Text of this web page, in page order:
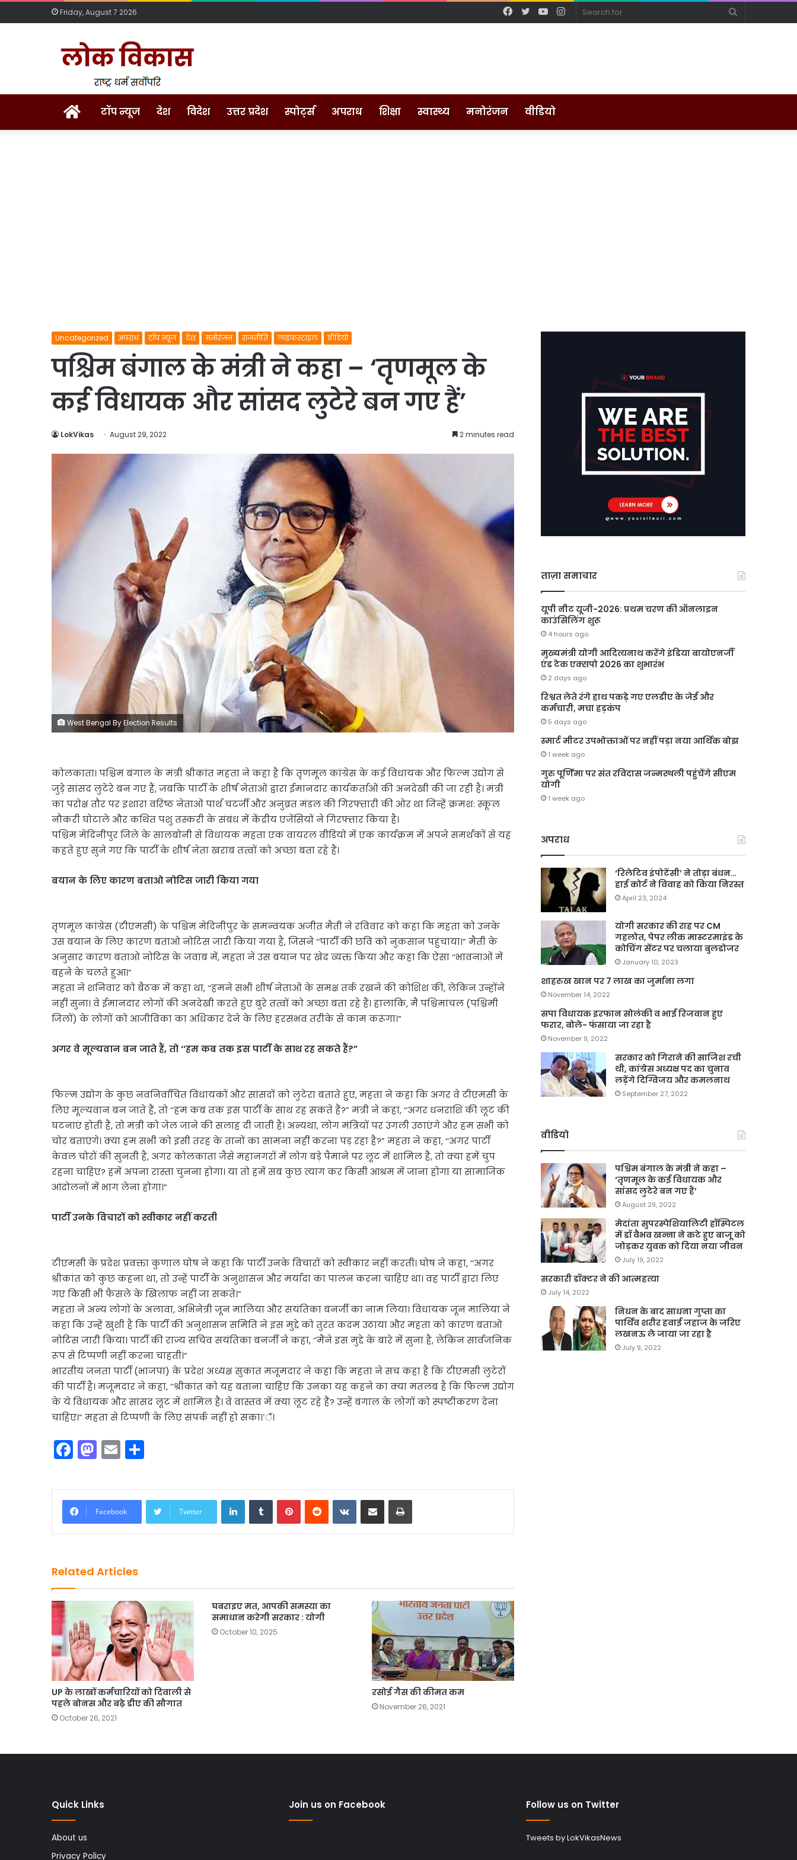
Friday, August 7 2026 Instagram
YouTube
Twitter
Facebook
Homeटॉप न्यूज देश विदेश उत्तर प्रदेश स्पोर्ट्स अपराध शिक्षा स्वास्थ्य मनोरंजन वीडियो
Uncategorized अपराध टॉप न्यूज देश मनोरंजन राजनीति लाइफस्टाइल वीडियो
पश्चिम बंगाल के मंत्री ने कहा – ‘तृणमूल के
कई विधायक और सांसद लुटेरे बन गए हैं’
LokVikas August 29, 2022 2 minutes read
West Bengal By Election Results
कोलकाता। पश्चिम बंगाल के मंत्री श्रीकांत महता ने कहा है कि तृणमूल कांग्रेस के कई विधायक और फिल्म उद्योग से
जुड़े सांसद लुटेरे बन गए हैं, जबकि पार्टी के शीर्ष नेताओं द्वारा ईमानदार कार्यकर्ताओं की अनदेखी की जा रही है। मंत्री
का परोक्ष तौर पर इशारा वरिष्ठ नेताओं पार्थ चटर्जी और अनुब्रत मंडल की गिरफ्तारी की ओर था जिन्हें क्रमश: स्कूल
नौकरी घोटाले और कथित पशु तस्करी के संबंध में केंद्रीय एजेंसियों ने गिरफ्तार किया है।
पश्चिम मेदिनीपुर जिले के सालबोनी से विधायक महता एक वायरल वीडियो में एक कार्यक्रम में अपने समर्थकों से यह
कहते हुए सुने गए कि पार्टी के शीर्ष नेता खराब तत्वों को अच्छा बता रहे हैं।
बयान के लिए कारण बताओ नोटिस जारी किया गया
तृणमूल कांग्रेस (टीएमसी) के पश्चिम मेदिनीपुर के समन्वयक अजीत मैती ने रविवार को कहा कि महता को उनके
उस बयान के लिए कारण बताओ नोटिस जारी किया गया है, जिसने ‘‘पार्टी की छवि को नुकसान पहुंचाया।” मैती के
अनुसार कारण बताओ नोटिस के जवाब में, महता ने उस बयान पर खेद व्यक्त किया और कहा कि ऐसा ‘‘भावनाओं में
बहने के चलते हुआ।”
महता ने शनिवार को बैठक में कहा था, ‘‘हमने सभी शीर्ष नेताओं के समक्ष तर्क रखने की कोशिश की, लेकिन उन्होंने
नहीं सुना। वे ईमानदार लोगों की अनदेखी करते हुए बुरे तत्वों को अच्छा बता रहे हैं। हालांकि, मैं पश्चिमांचल (पश्चिमी
जिलों) के लोगों को आजीविका का अधिकार देने के लिए हरसंभव तरीके से काम करूंगा।”
अगर वे मूल्यवान बन जाते हैं, तो ‘‘हम कब तक इस पार्टी के साथ रह सकते हैं?”
फिल्म उद्योग के कुछ नवनिर्वाचित विधायकों और सांसदों को लुटेरा बताते हुए, महता ने कहा कि अगर वे टीएमसी के
लिए मूल्यवान बन जाते हैं, तो ‘‘हम कब तक इस पार्टी के साथ रह सकते हैं?” मंत्री ने कहा, ‘‘अगर धनराशि की लूट की
घटनाएं होती हैं, तो मंत्री को जेल जाने की सलाह दी जाती है। अन्यथा, लोग मंत्रियों पर उंगली उठाएंगे और हम सभी को
चोर बताएंगे। क्या हम सभी को इसी तरह के तानों का सामना नहीं करना पड़ रहा है?” महता ने कहा, ‘‘अगर पार्टी
केवल चोरों की सुनती है, अगर कोलकाता जैसे महानगरों में लोग बड़े पैमाने पर लूट में शामिल हैं, तो क्या हमें चुप
रहना चाहिए? हमें अपना रास्ता चुनना होगा। या तो हमें सब कुछ त्याग कर किसी आश्रम में जाना होगा या सामाजिक
आंदोलनों में भाग लेना होगा।”
पार्टी उनके विचारों को स्वीकार नहीं करती
टीएमसी के प्रदेश प्रवक्ता कुणाल घोष ने कहा कि पार्टी उनके विचारों को स्वीकार नहीं करती। घोष ने कहा, ‘‘अगर
श्रीकांत को कुछ कहना था, तो उन्हें पार्टी के अनुशासन और मर्यादा का पालन करना चाहिए था। वह पार्टी द्वारा लिए
गए किसी भी फैसले के खिलाफ नहीं जा सकते।”
महता ने अन्य लोगों के अलावा, अभिनेत्री जून मालिया और सयंतिका बनर्जी का नाम लिया। विधायक जून मालिया ने
कहा कि उन्हें खुशी है कि पार्टी की अनुशासन समिति ने इस मुद्दे को तुरंत कदम उठाया और महता को कारण बताओ
नोटिस जारी किया। पार्टी की राज्य सचिव सयंतिका बनर्जी ने कहा, ‘‘मैंने इस मुद्दे के बारे में सुना है, लेकिन सार्वजनिक
रूप से टिप्पणी नहीं करना चाहती।”
भारतीय जनता पार्टी (भाजपा) के प्रदेश अध्यक्ष सुकांत मजूमदार ने कहा कि महता ने सच कहा है कि टीएमसी लुटेरों
की पार्टी है। मजूमदार ने कहा, ‘‘श्रीकांत को यह बताना चाहिए कि उनका यह कहने का क्या मतलब है कि फिल्म उद्योग
के ये विधायक और सांसद लूट में शामिल हैं। वे वास्तव में क्या लूट रहे हैं? उन्हें बंगाल के लोगों को स्पष्टीकरण देना
चाहिए।” महता से टिप्पणी के लिए संपर्क नहीं हो सका।’ैं।
F
a
c
e
b
o
k
M
a
st
o
d
n
E
m
ai
l
ar
e
Facebook Twitter
LinkedInTumblrPinterestReddit VKontakte
Share via Email Print
Related Articles
UP के लाखों कर्मचारियों को दिवाली से
पहले बोनस और बढ़े डीए की सौगात
October 26, 2021
घबराइए मत, आपकी समस्या का
समाधान करेगी सरकार : योगी
October 10, 2025
रसोई गैस की कीमत कम
November 26, 2021
ताज़ा समाचार
यूपी नीट यूजी-2026: प्रथम चरण की ऑनलाइन
काउंसिलिंग शुरू
4 hours ago
मुख्यमंत्री योगी आदित्यनाथ करेंगे इंडिया बायोएनर्जी
एंड टेक एक्सपो 2026 का शुभारंभ
2 days ago
रिश्वत लेते रंगे हाथ पकड़े गए एलडीए के जेई और
कर्मचारी, मचा हड़कंप
5 days ago
स्मार्ट मीटर उपभोक्ताओं पर नहीं पड़ा नया आर्थिक बोझ
1 week ago
गुरु पूर्णिमा पर संत रविदास जन्मस्थली पहुंचेंगे सीएम
योगी
1 week ago
अपराध
‘रिलेटिव इंपोटेंसी’ ने तोड़ा बंधन…
हाई कोर्ट ने विवाह को किया निरस्त
April 23, 2024
योगी सरकार की राह पर CM
गहलोत, पेपर लीक मास्टरमाइंड के
कोचिंग सेंटर पर चलाया बुलडोजर
January 10, 2023
शाहरुख खान पर 7 लाख का जुर्माना लगा
November 14, 2022
सपा विधायक इरफान सोलंकी व भाई रिजवान हुए
फरार, बोले- फंसाया जा रहा है
November 9, 2022
सरकार को गिराने की साजिश रची
थी, कांग्रेस अध्यक्ष पद का चुनाव
लड़ेंगे दिग्विजय और कमलनाथ
September 27, 2022
वीडियो
पश्चिम बंगाल के मंत्री ने कहा –
‘तृणमूल के कई विधायक और
सांसद लुटेरे बन गए हैं’
August 29, 2022
मेदांता सुपरस्पेशियालिटी हॉस्पिटल
में डॉ वैभव खन्ना ने कटे हुए बाजू को
जोड़कर युवक को दिया नया जीवन
July 19, 2022
सरकारी डॉक्टर ने की आत्महत्या
July 14, 2022
निधन के बाद साधना गुप्ता का
पार्थिव शरीर हवाई जहाज के जरिए
लखनऊ ले जाया जा रहा है
July 9, 2022
Quick Links
About us
Privacy Policy
Join us on Facebook Follow us on Twitter
Tweets by LokVikasNews